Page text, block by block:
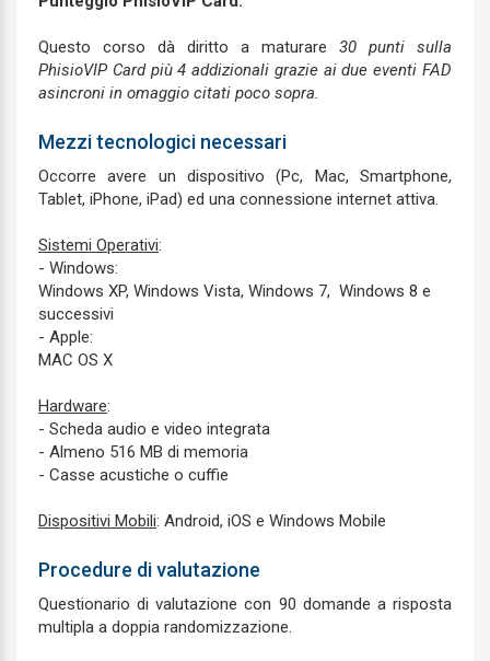
Questo corso dà diritto a maturare 30 punti sulla
PhisioVIP Card più 4 addizionali grazie ai due eventi FAD
asincroni in omaggio citati poco sopra.
Mezzi tecnologici necessari
Occorre avere un dispositivo (Pc, Mac, Smartphone,
Tablet, iPhone, iPad) ed una connessione internet attiva.
Sistemi Operativi:
- Windows:
Windows XP, Windows Vista, Windows 7, Windows 8 e
successivi
- Apple:
MAC OS X
Hardware:
- Scheda audio e video integrata
- Almeno 516 MB di memoria
- Casse acustiche o cuffie
Dispositivi Mobili: Android, iOS e Windows Mobile
Procedure di valutazione
Questionario di valutazione con 90 domande a risposta
multipla a doppia randomizzazione.